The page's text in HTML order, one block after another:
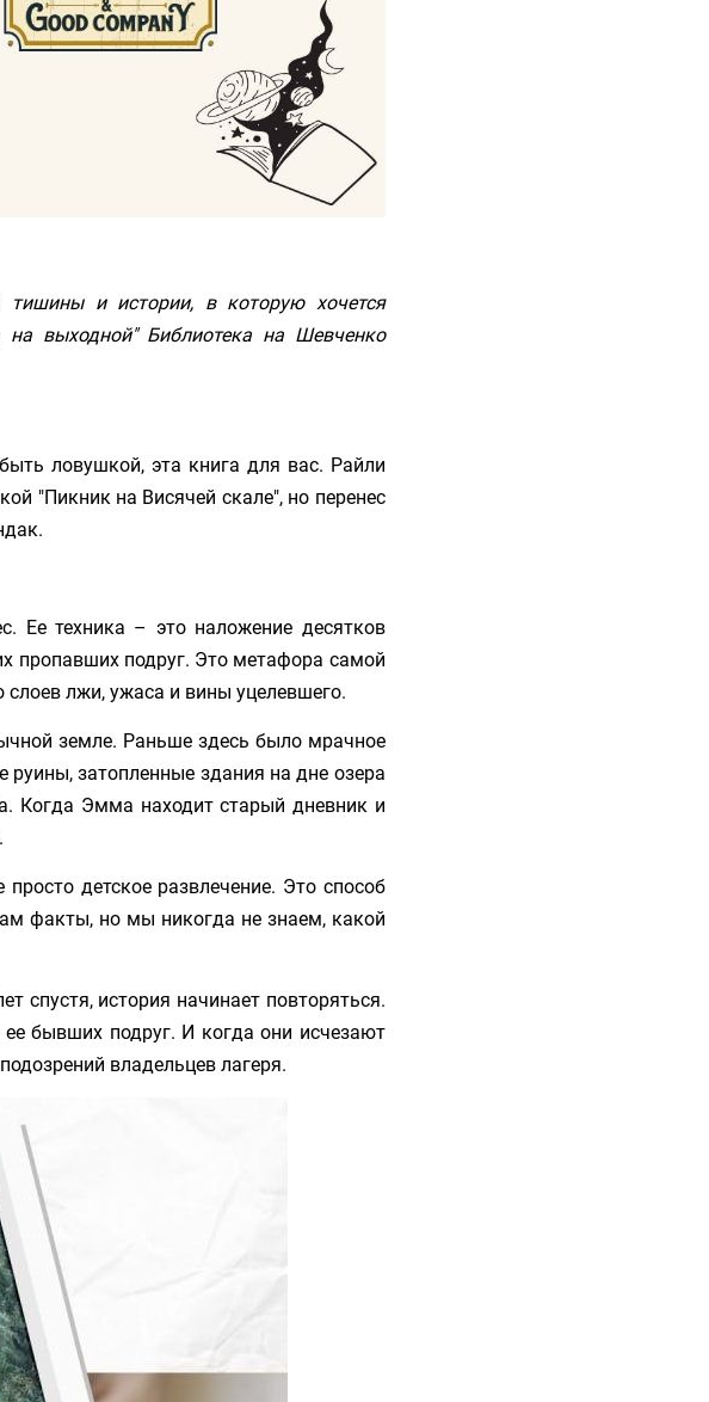
и истории, в которую хочется
на выходной" Библиотека на Шевченко
ловушкой, эта книга для вас. Райли
"Пикник на Висячей скале", но перенес
Ее техника – это наложение десятков
пропавших подруг. Это метафора самой
лжи, ужаса и вины уцелевшего.
земле. Раньше здесь было мрачное
затопленные здания на дне озера
Когда Эмма находит старый дневник и
детское развлечение. Это способ
факты, но мы никогда не знаем, какой
спустя, история начинает повторяться.
бывших подруг. И когда они исчезают
владельцев лагеря.